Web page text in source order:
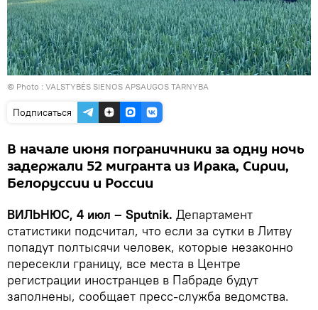
© Photo : VALSTYBĖS SIENOS APSAUGOS TARNYBA
Подписаться
В начале июня пограничники за одну ночь
задержали 52 мигранта из Ирака, Сирии,
Белоруссии и России
ВИЛЬНЮС, 4 июл – Sputnik. Департамент
статистики подсчитал, что если за сутки в Литву
попадут полтысячи человек, которые незаконно
пересекли границу, все места в Центре
регистрации иностранцев в Пабраде будут
заполнены, сообщает пресс-служба ведомства.